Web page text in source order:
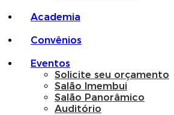
Academia
Convênios
Eventos
Solicite seu orçamento
Salão Imembui
Salão Panorâmico
Auditório